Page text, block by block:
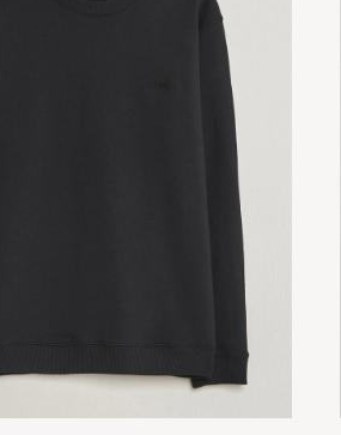
KØBTE PÅ CAREOFCARL.NO